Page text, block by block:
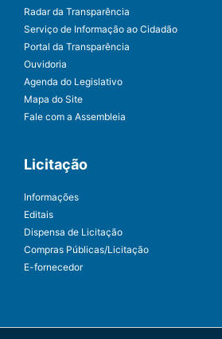
Radar da Transparência
Serviço de Informação ao Cidadão
Portal da Transparência
Ouvidoria
Agenda do Legislativo
Mapa do Site
Fale com a Assembleia
Licitação
Informações
Editais
Dispensa de Licitação
Compras Públicas/Licitação
E-fornecedor